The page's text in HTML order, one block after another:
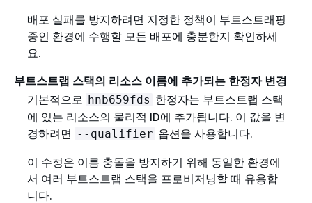
배포 실패를 방지하려면 지정한 정책이 부트스트래핑
중인 환경에 수행할 모든 배포에 충분한지 확인하세
요.
부트스트랩 스택의 리소스 이름에 추가되는 한정자 변경
기본적으로 hnb659fds 한정자는 부트스트랩 스택
에 있는 리소스의 물리적 ID에 추가됩니다. 이 값을 변
경하려면 --qualifier 옵션을 사용합니다.
이 수정은 이름 충돌을 방지하기 위해 동일한 환경에
서 여러 부트스트랩 스택을 프로비저닝할 때 유용합
니다.